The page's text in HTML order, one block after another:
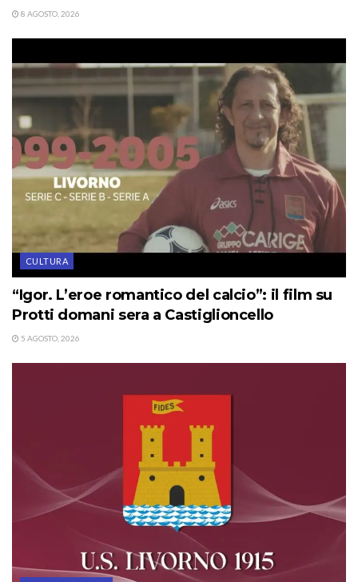
8 AGOSTO, 2026
CULTURA
“Igor. L’eroe romantico del calcio”: il film su
Protti domani sera a Castiglioncello
5 AGOSTO, 2026